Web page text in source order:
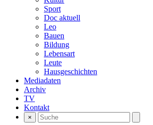
Sport
Doc aktuell
Leo
Bauen
Bildung
Lebensart
Leute
Hausgeschichten
Mediadaten
Archiv
TV
Kontakt
×